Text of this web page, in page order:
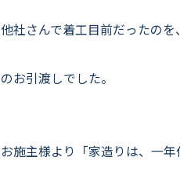
他社さんで着工目前だったの
のお引渡しでした。
お施主様より「家造りは、一